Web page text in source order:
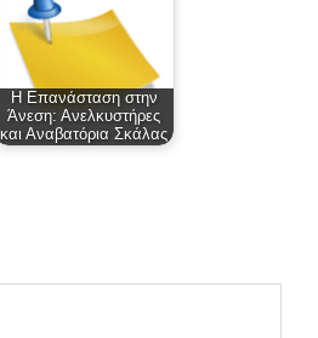
Η Επανάσταση στην
Άνεση: Ανελκυστήρες
και Αναβατόρια Σκάλας